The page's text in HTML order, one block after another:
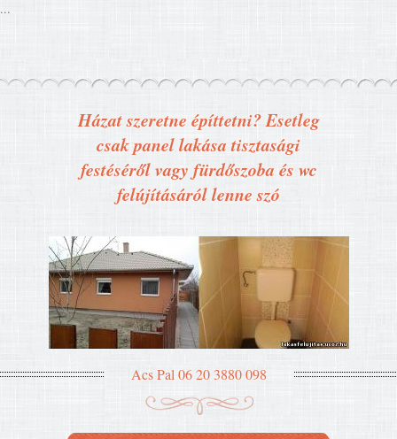
...
Házat szeretne építtetni? Esetleg
csak panel lakása tisztasági
festéséről vagy fürdőszoba és wc
felújításáról lenne szó
Acs Pal 06 20 3880 098